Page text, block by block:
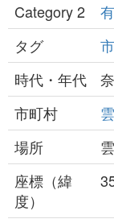
Category 2
タグ
時代・年代
市町村
場所
座標（緯
度）